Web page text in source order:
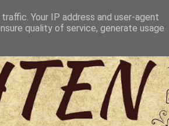
Your IP address and user-agent
quality of service, generate usage